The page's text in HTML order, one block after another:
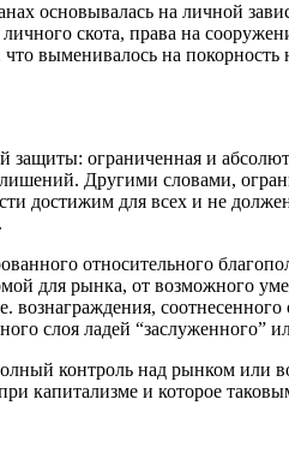
основывалась на личной
скота, права на
выменивалось на
ограниченная и
Другими словами,
для всех и не
относительного
для рынка, от возможного
слоя ладей “заслуженного”
контроль над рынком
капитализме и которое